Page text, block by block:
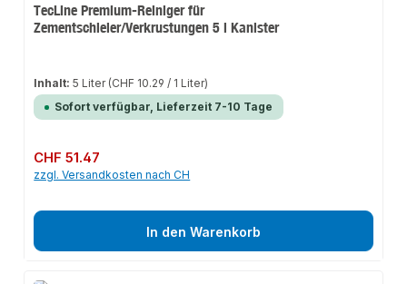
TecLine Premium-Reiniger für
Zementschleier/Verkrustungen 5 l Kanister
Inhalt:5 Liter (CHF 10.29 / 1 Liter)
Sofort verfügbar, Lieferzeit 7-10 Tage
Regulärer Preis:
CHF 51.47
zzgl. Versandkosten nach CH
In den Warenkorb